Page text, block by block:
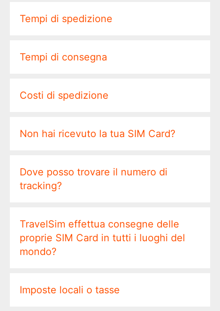
Tempi di spedizione
Tempi di consegna
Costi di spedizione
Non hai ricevuto la tua SIM Card?
Dove posso trovare il numero di
tracking?
TravelSim effettua consegne delle
proprie SIM Card in tutti i luoghi del
mondo?
Imposte locali o tasse